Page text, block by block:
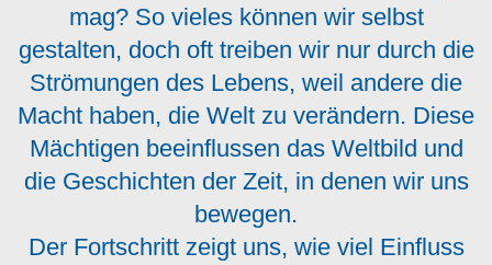
mag? So vieles können wir selbst
gestalten, doch oft treiben wir nur durch die
Strömungen des Lebens, weil andere die
Macht haben, die Welt zu verändern. Diese
Mächtigen beeinflussen das Weltbild und
die Geschichten der Zeit, in denen wir uns
bewegen.
Der Fortschritt zeigt uns, wie viel Einfluss